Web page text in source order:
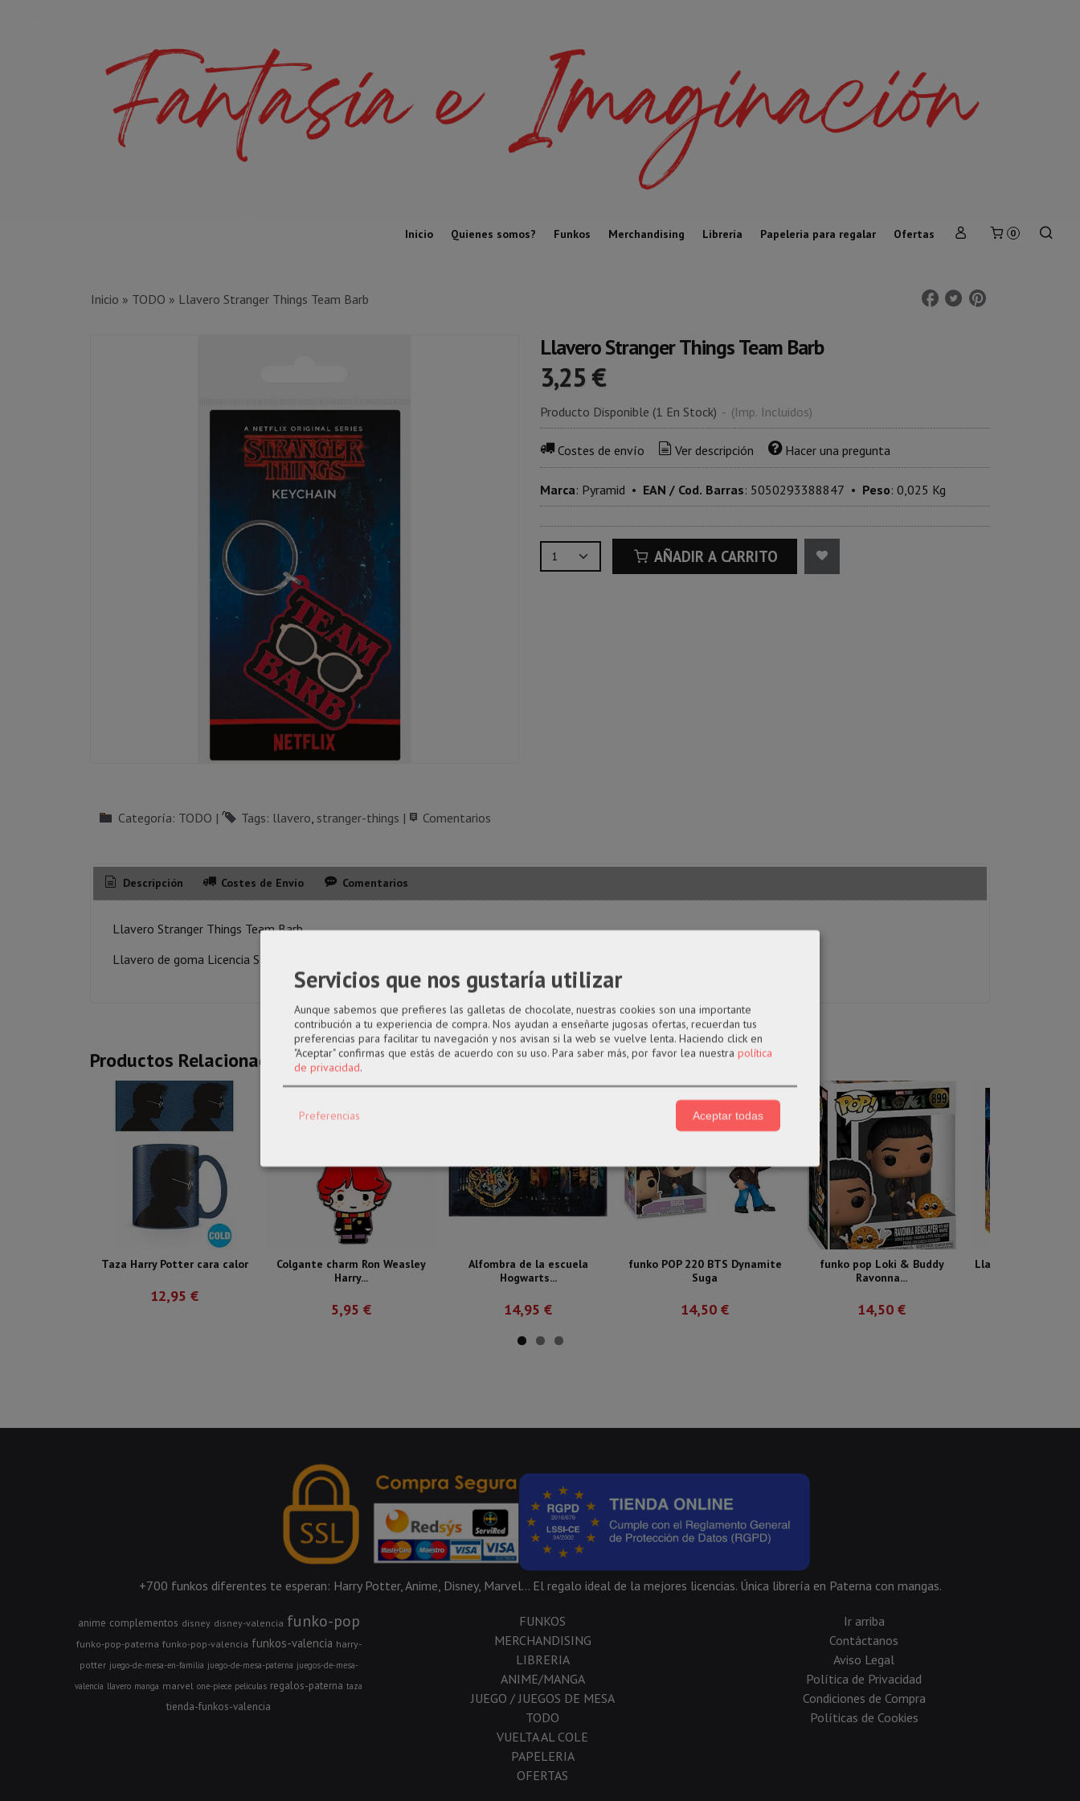
Inicio Quienes somos? Funkos Merchandising Librería Papeleria para regalar Ofertas 0
Inicio » TODO » Llavero Stranger Things Team Barb
Llavero Stranger Things Team Barb
3,25 €
Producto Disponible (1 En Stock) - (Imp. Incluidos)
Costes de envío Ver descripción Hacer una pregunta
Marca: Pyramid • EAN / Cod. Barras: 5050293388847 • Peso: 0,025 Kg
AÑADIR A CARRITO
Categoría: TODO | Tags: llavero stranger-things | Comentarios
Descripción Costes de Envío Comentarios
Llavero Stranger Things Team Barb
Llavero de goma Licencia Stranger Things Team Barb 4,5x6cm
Productos Relacionados
Taza Harry Potter cara calor
12,95 €
Colgante charm Ron Weasley
Harry...
5,95 €
Alfombra de la escuela
Hogwarts...
14,95 €
funko POP 220 BTS Dynamite
Suga
14,50 €
funko pop Loki & Buddy
Ravonna...
14,50 €
Llavero pocket pop
+700 funkos diferentes te esperan: Harry Potter, Anime, Disney, Marvel... El regalo ideal de la mejores licencias. Única librería en Paterna con mangas.
anime complementos disney disney-valencia funko-pop
funko-pop-paterna funko-pop-valencia funkos-valencia harry-
potter juego-de-mesa-en-familia juego-de-mesa-paterna juegos-de-mesa-
valencia llavero manga marvel one-piece peliculas regalos-paterna taza
tienda-funkos-valencia
FUNKOS
MERCHANDISING
LIBRERIA
ANIME/MANGA
JUEGO / JUEGOS DE MESA
TODO
VUELTA AL COLE
PAPELERIA
OFERTAS
Ir arriba
Contáctanos
Aviso Legal
Política de Privacidad
Condiciones de Compra
Políticas de Cookies
Servicios que nos gustaría utilizar
Aunque sabemos que prefieres las galletas de chocolate, nuestras cookies son una importante
contribución a tu experiencia de compra. Nos ayudan a enseñarte jugosas ofertas, recuerdan tus
preferencias para facilitar tu navegación y nos avisan si la web se vuelve lenta. Haciendo click en
"Aceptar" confirmas que estás de acuerdo con su uso. Para saber más, por favor lea nuestra política
de privacidad.
Preferencias Aceptar todas